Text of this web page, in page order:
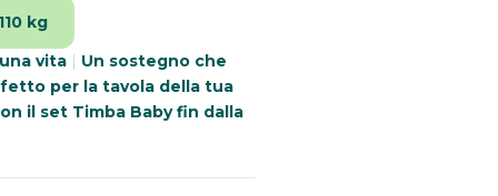
kg
vita | Un sostegno che
per la tavola della tua
il set Timba Baby fin dalla